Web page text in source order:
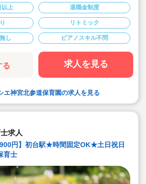
円～350,000円/既卒は経験・スキルを考
算♪
回＋決算賞与！（前年度実績）
数122日/週休2日制
時の振休取得率100%！
宅制度あり♪
平均5時間(15分/日程度)と少なめです
た研修制度あり！「あそび研修」や豊富な内部
部研修は業務時間内に受講可能
入で業務を効率化しています(コドモンなど) 持
事・サービス残業はありません！
もたちが未来に夢を持つこと」を目標に、いつ
てます。
上 退職金制度
リトミック
し ピアノスキル不問
る 求人を見る
エ神宮北参道保育園の求人を見る
求人
円】初台駅★時間固定OK★土日祝日
育士